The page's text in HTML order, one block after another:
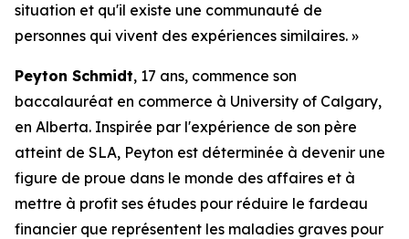
situation et qu'il existe une communauté de
personnes qui vivent des expériences similaires. »
Peyton Schmidt, 17 ans, commence son
baccalauréat en commerce à University of Calgary,
en Alberta. Inspirée par l'expérience de son père
atteint de SLA, Peyton est déterminée à devenir une
figure de proue dans le monde des affaires et à
mettre à profit ses études pour réduire le fardeau
financier que représentent les maladies graves pour